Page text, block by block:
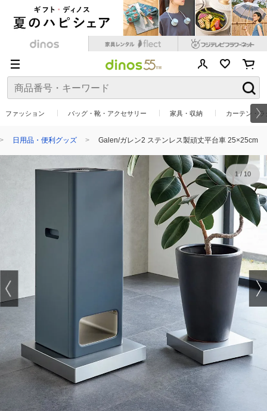
ファッション バッグ・靴・アクセサリー 家具・収納 カーテン・
日用品・便利グッズ Galen/ガレン2 ステンレス製頑丈平台車 25×25cm
1/ 10